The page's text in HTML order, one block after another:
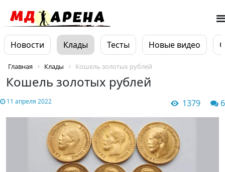
Новости Клады Тесты Новые видео
Главная Клады Кошель золотых рублей
Кошель золотых рублей
11 апреля 2022 1379 6